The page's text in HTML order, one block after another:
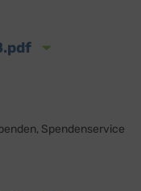
Spendenservice